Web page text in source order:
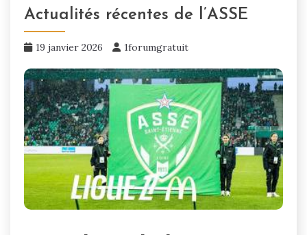
Actualités récentes de l’ASSE
19 janvier 2026 1forumgratuit